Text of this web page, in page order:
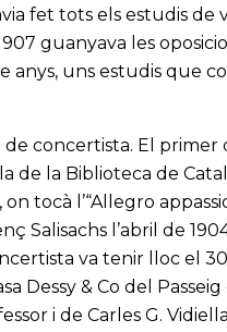
fet tots els estudis de
guanyava les
anys, uns estudis que
de concertista. El
de la Biblioteca de
tocà l’“Allegro
Salisachs l’abril de
va tenir lloc el
Dessy & Co del Passeig
i de Carles G.